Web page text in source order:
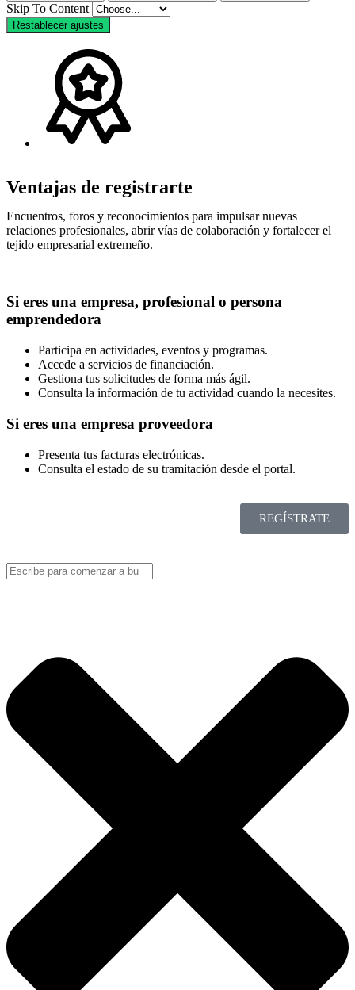
Skip To Content
Restablecer ajustes
Ventajas de registrarte
Encuentros, foros y reconocimientos para impulsar nuevas
relaciones profesionales, abrir vías de colaboración y fortalecer el
tejido empresarial extremeño.
Si eres una empresa, profesional o persona
emprendedora
Participa en actividades, eventos y programas.
Accede a servicios de financiación.
Gestiona tus solicitudes de forma más ágil.
Consulta la información de tu actividad cuando la necesites.
Si eres una empresa proveedora
Presenta tus facturas electrónicas.
Consulta el estado de su tramitación desde el portal.
REGÍSTRATE